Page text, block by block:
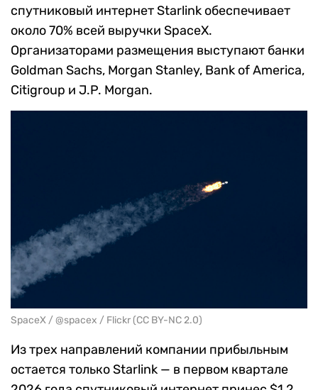
спутниковый интернет Starlink обеспечивает
около 70% всей выручки SpaceX.
Организаторами размещения выступают банки
Goldman Sachs, Morgan Stanley, Bank of America,
Citigroup и J.P. Morgan.
SpaceX / @spacex / Flickr (CC BY-NC 2.0)
Из трех направлений компании прибыльным
остается только Starlink — в первом квартале